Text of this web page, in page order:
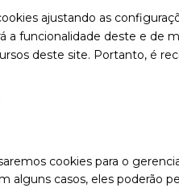
ajustando as
a funcionalidade deste e de
deste site. Portanto, é
cookies para o
alguns casos, eles poderão